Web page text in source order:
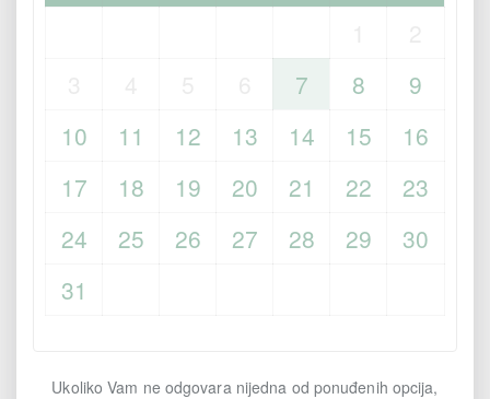
7 8
9
10
11 12 13 14 15
16
17
18 19 20 21 22
23
24
25 26 27 28 29
30
31
Ukoliko Vam ne odgovara nijedna od ponuđenih opcija,